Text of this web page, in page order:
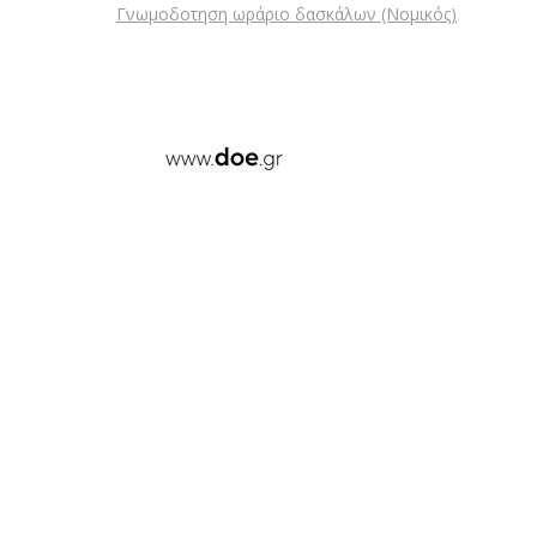
Γνωμοδοτηση ωράριο δασκάλων (Νομικός)